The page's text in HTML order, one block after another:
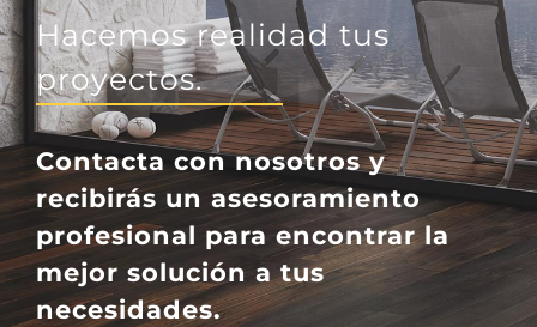
Hacemos realidad tus
proyectos.
Contacta con nosotros y
recibirás un asesoramiento
profesional para encontrar la
mejor solución a tus
necesidades.